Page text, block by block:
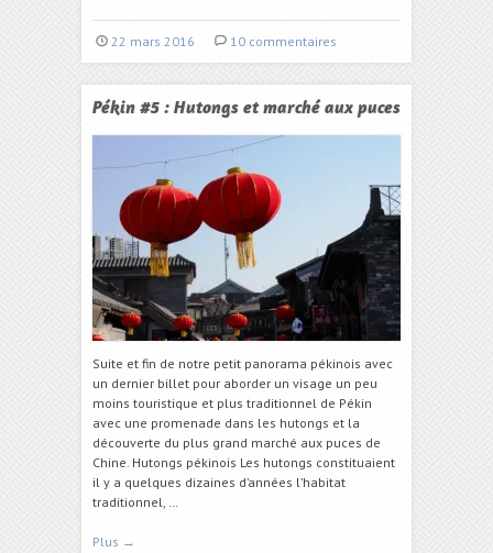
22 mars 2016 10 commentaires
Pékin #5 : Hutongs et marché aux puces
Suite et fin de notre petit panorama pékinois avec
un dernier billet pour aborder un visage un peu
moins touristique et plus traditionnel de Pékin
avec une promenade dans les hutongs et la
découverte du plus grand marché aux puces de
Chine. Hutongs pékinois Les hutongs constituaient
il y a quelques dizaines d’années l’habitat
traditionnel, …
Plus →